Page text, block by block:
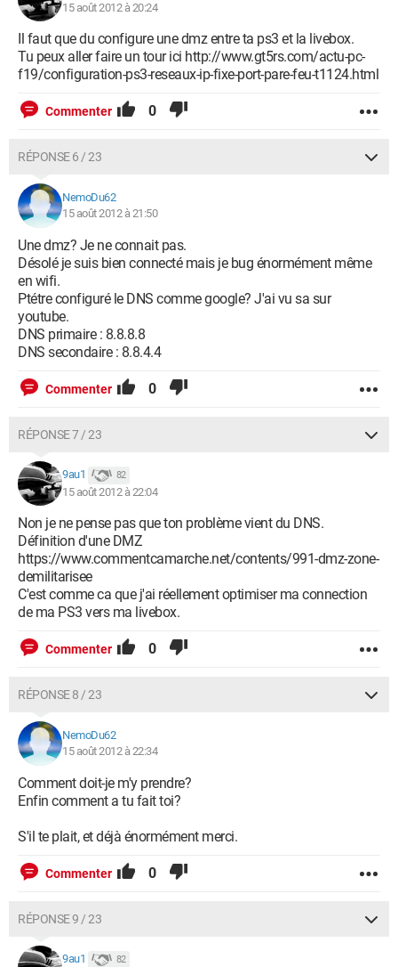
15 août 2012 à 20:24
Il faut que du configure une dmz entre ta ps3 et la livebox.
Tu peux aller faire un tour ici http://www.gt5rs.com/actu-pc-
f19/configuration-ps3-reseaux-ip-fixe-port-pare-feu-t1124.html
Commenter 0
RÉPONSE 6 / 23
NemoDu62
15 août 2012 à 21:50
Une dmz? Je ne connait pas.
Désolé je suis bien connecté mais je bug énormément même
en wifi.
Ptétre configuré le DNS comme google? J'ai vu sa sur
youtube.
DNS primaire : 8.8.8.8
DNS secondaire : 8.8.4.4
Commenter 0
RÉPONSE 7 / 23
9au1 82
15 août 2012 à 22:04
Non je ne pense pas que ton problème vient du DNS.
Définition d'une DMZ
https://www.commentcamarche.net/contents/991-dmz-zone-
demilitarisee
C'est comme ca que j'ai réellement optimiser ma connection
de ma PS3 vers ma livebox.
Commenter 0
RÉPONSE 8 / 23
NemoDu62
15 août 2012 à 22:34
Comment doit-je m'y prendre?
Enfin comment a tu fait toi?
S'il te plait, et déjà énormément merci.
Commenter 0
RÉPONSE 9 / 23
9au1 82